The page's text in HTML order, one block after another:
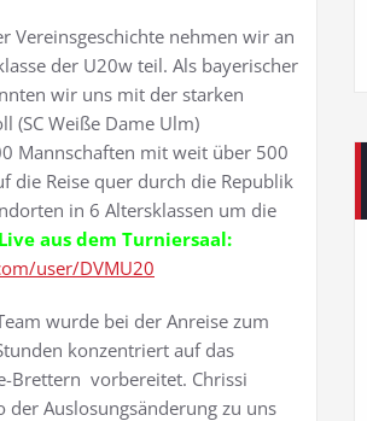
Vereinsgeschichte nehmen wir an
der U20w teil. Als bayerischer
wir uns mit der starken
(SC Weiße Dame Ulm)
Mannschaften mit weit über 500
die Reise quer durch die Republik
in 6 Altersklassen um die
Live aus dem Turniersaal:
user/DVMU20
wurde bei der Anreise zum
konzentriert auf das
Brettern vorbereitet. Chrissi
Auslosungsänderung zu uns